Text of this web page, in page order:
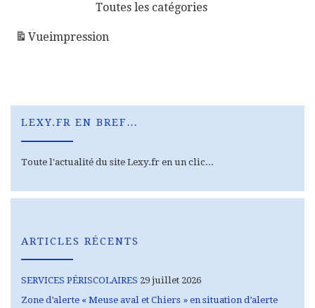
Toutes les catégories
Vueimpression
LEXY.FR EN BREF…
Toute l'actualité du site Lexy.fr en un clic...
ARTICLES RÉCENTS
SERVICES PÉRISCOLAIRES 29 juillet 2026
Zone d’alerte « Meuse aval et Chiers » en situation d’alerte